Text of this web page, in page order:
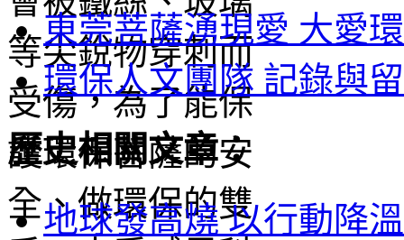
東莞菩薩湧現愛 大愛
環保人文團隊 記錄與
歷史相關文章：
地球發高燒 以行動降